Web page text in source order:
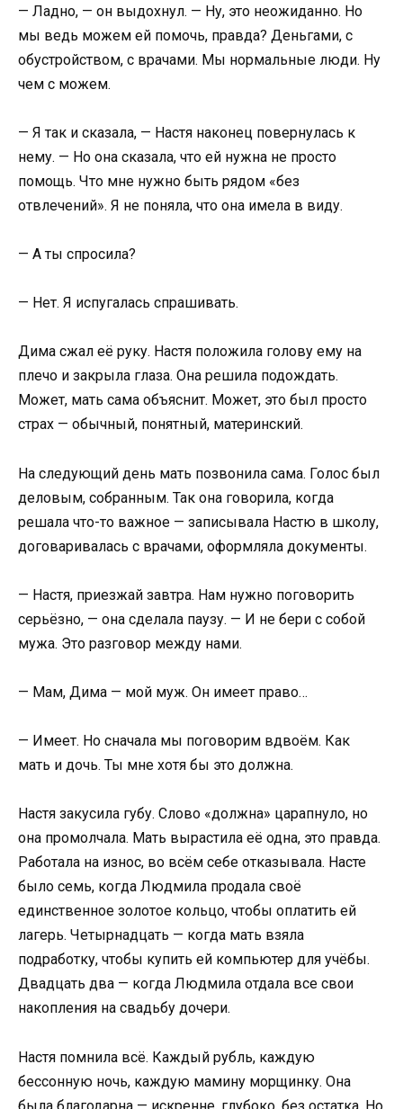
— Ладно, — он выдохнул. — Ну, это неожиданно. Но
мы ведь можем ей помочь, правда? Деньгами, с
обустройством, с врачами. Мы нормальные люди. Ну
чем с можем.
— Я так и сказала, — Настя наконец повернулась к
нему. — Но она сказала, что ей нужна не просто
помощь. Что мне нужно быть рядом «без
отвлечений». Я не поняла, что она имела в виду.
— А ты спросила?
— Нет. Я испугалась спрашивать.
Дима сжал её руку. Настя положила голову ему на
плечо и закрыла глаза. Она решила подождать.
Может, мать сама объяснит. Может, это был просто
страх — обычный, понятный, материнский.
На следующий день мать позвонила сама. Голос был
деловым, собранным. Так она говорила, когда
решала что-то важное — записывала Настю в школу,
договаривалась с врачами, оформляла документы.
— Настя, приезжай завтра. Нам нужно поговорить
серьёзно, — она сделала паузу. — И не бери с собой
мужа. Это разговор между нами.
— Мам, Дима — мой муж. Он имеет право…
— Имеет. Но сначала мы поговорим вдвоём. Как
мать и дочь. Ты мне хотя бы это должна.
Настя закусила губу. Слово «должна» царапнуло, но
она промолчала. Мать вырастила её одна, это правда.
Работала на износ, во всём себе отказывала. Насте
было семь, когда Людмила продала своё
единственное золотое кольцо, чтобы оплатить ей
лагерь. Четырнадцать — когда мать взяла
подработку, чтобы купить ей компьютер для учёбы.
Двадцать два — когда Людмила отдала все свои
накопления на свадьбу дочери.
Настя помнила всё. Каждый рубль, каждую
бессонную ночь, каждую мамину морщинку. Она
была благодарна — искренне, глубоко, без остатка. Но